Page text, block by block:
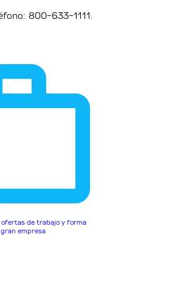
800-633-1111.
de trabajo y forma
empresa